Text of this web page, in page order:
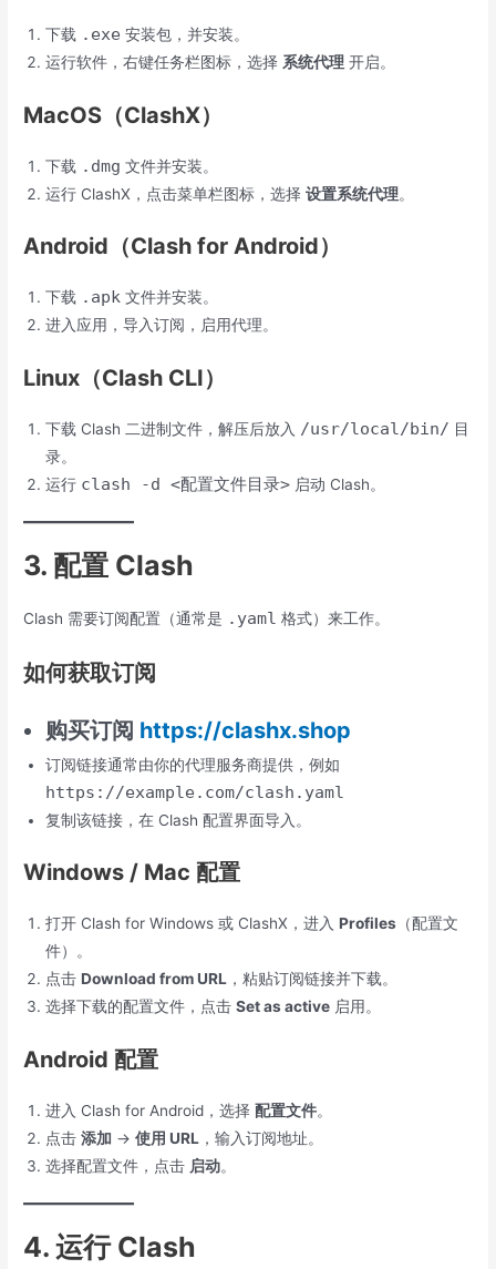
下载 .exe 安装包，并安装。
运行软件，右键任务栏图标，选择 系统代理 开启。
MacOS（ClashX）
下载 .dmg 文件并安装。
运行 ClashX，点击菜单栏图标，选择设置系统代理。
Android（Clash for Android）
下载 .apk 文件并安装。
进入应用，导入订阅，启用代理。
Linux（Clash CLI）
下载 Clash 二进制文件，解压后放入 /usr/local/bin/ 目
录。
运行 clash -d <配置文件目录> 启动 Clash。
3. 配置 Clash
Clash 需要订阅配置（通常是 .yaml 格式）来工作。
如何获取订阅
购买订阅 https://clashx.shop
订阅链接通常由你的代理服务商提供，例如
https://example.com/clash.yaml
复制该链接，在 Clash 配置界面导入。
Windows / Mac 配置
打开 Clash for Windows 或 ClashX，进入Profiles （配置文
件）。
点击Download from URL ，粘贴订阅链接并下载。
选择下载的配置文件，点击Set as active 启用。
Android 配置
进入 Clash for Android，选择配置文件。
点击添加 ->使用 URL ，输入订阅地址。
选择配置文件，点击 启动。
4. 运行 Clash